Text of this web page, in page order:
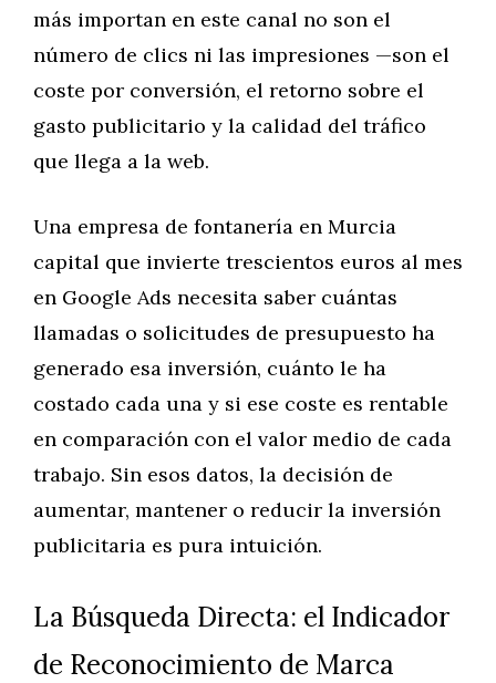
más importan en este canal no son el
número de clics ni las impresiones —son el
coste por conversión, el retorno sobre el
gasto publicitario y la calidad del tráfico
que llega a la web.
Una empresa de fontanería en Murcia
capital que invierte trescientos euros al mes
en Google Ads necesita saber cuántas
llamadas o solicitudes de presupuesto ha
generado esa inversión, cuánto le ha
costado cada una y si ese coste es rentable
en comparación con el valor medio de cada
trabajo. Sin esos datos, la decisión de
aumentar, mantener o reducir la inversión
publicitaria es pura intuición.
La Búsqueda Directa: el Indicador
de Reconocimiento de Marca